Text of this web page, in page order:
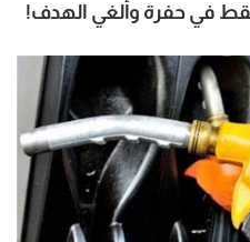
في حفرة وأُلغي الهدف!